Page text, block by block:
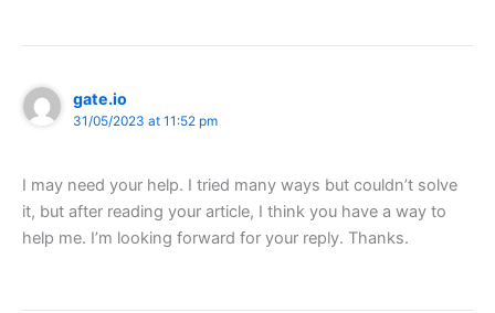
gate.io
31/05/2023 at 11:52 pm
I may need your help. I tried many ways but couldn’t solve
it, but after reading your article, I think you have a way to
help me. I’m looking forward for your reply. Thanks.